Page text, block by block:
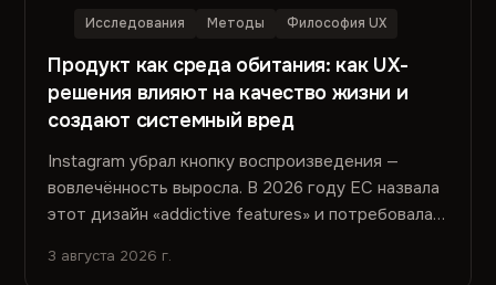
Исследования Методы Философия UX
Продукт как среда обитания: как UX-
решения влияют на качество жизни и
создают системный вред
Instagram убрал кнопку воспроизведения —
вовлечённость выросла. В 2026 году EC назвала
этот дизайн «addictive features» и потребовала
и что с этим делать.
3 августа 2026 г.